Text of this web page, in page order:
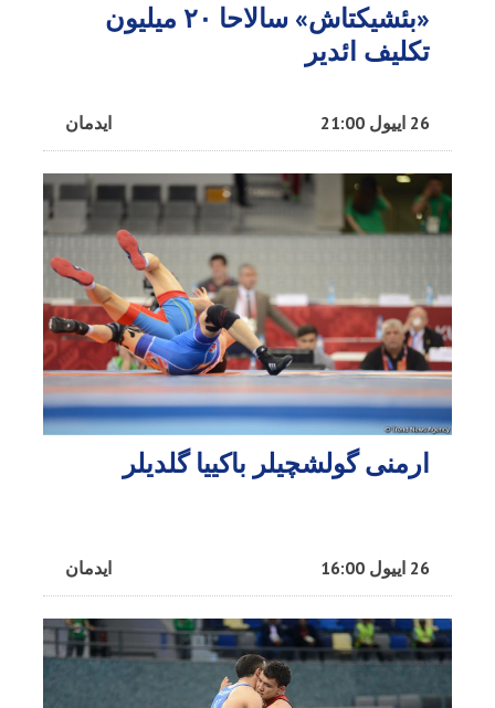
«بئشیکتاش» سالاحا ۲۰ میلیون
تکلیف ائدیر
ایدمان 26 اییول 21:00
ارمنی گولشچیلر باکییا گلدیلر
ایدمان 26 اییول 16:00